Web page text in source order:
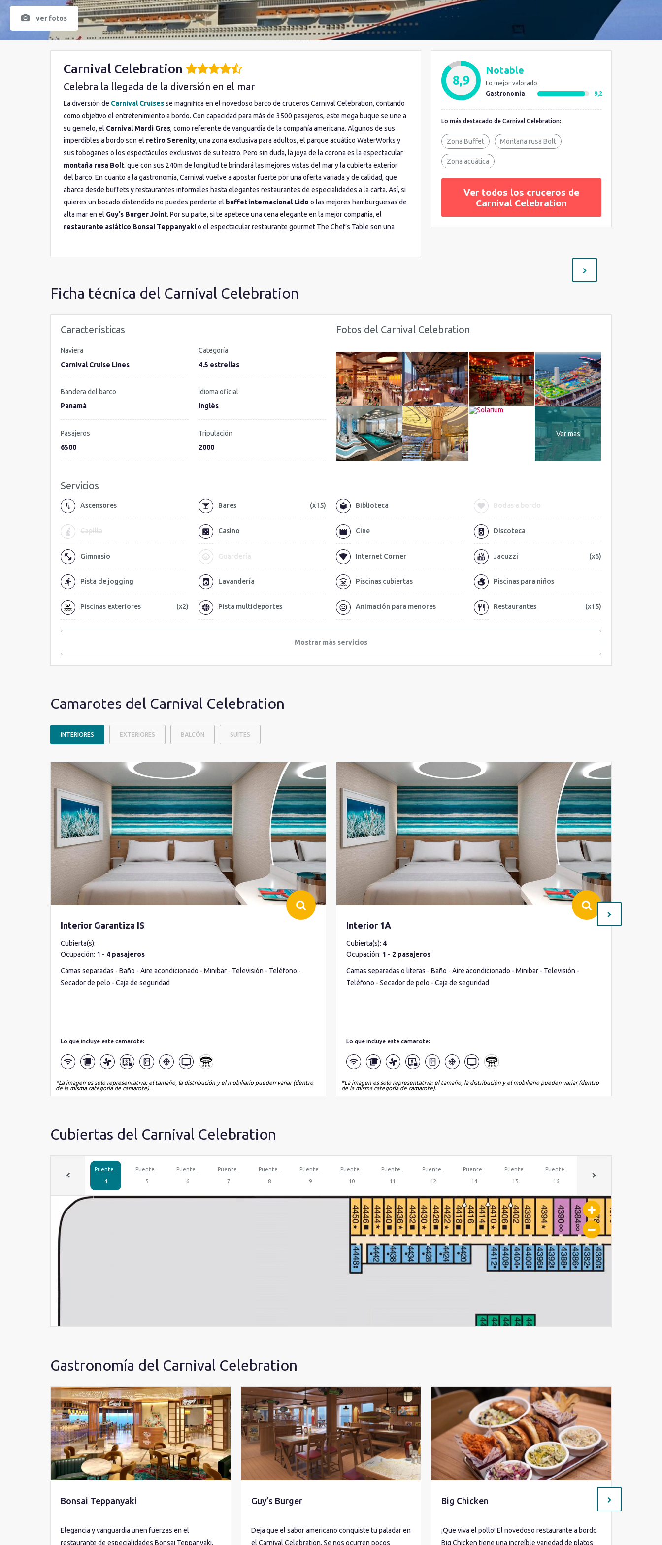
ver fotos
Carnival Celebration
Celebra la llegada de la diversión en el mar
La diversión de Carnival Cruisesse magnifica en el novedoso barco de cruceros Carnival Celebration, contando
como objetivo el entretenimiento a bordo. Con capacidad para más de 3500 pasajeros, este mega buque se une a
su gemelo, el Carnival Mardi Gras, como referente de vanguardia de la compañía americana. Algunos de sus
imperdibles a bordo son el retiro Serenity, una zona exclusiva para adultos, el parque acuático WaterWorks y
sus toboganes o los espectáculos exclusivos de su teatro. Pero sin duda, la joya de la corona es la espectacular
montaña rusa Bolt, que con sus 240m de longitud te brindará las mejores vistas del mar y la cubierta exterior
del barco. En cuanto a la gastronomía, Carnival vuelve a apostar fuerte por una oferta variada y de calidad, que
abarca desde buffets y restaurantes informales hasta elegantes restaurantes de especialidades a la carta. Así, si
quieres un bocado distendido no puedes perderte el buffet internacional Lido o las mejores hamburguesas de
alta mar en el Guy’s Burger Joint. Por su parte, si te apetece una cena elegante en la mejor compañía, el
restaurante asiático Bonsai Teppanyakio el espectacular restaurante gourmet The Chef’s Table son una
8,9
Notable
Lo mejor valorado:
Gastronomía
9,2
Lo más destacado de Carnival Celebration:
Zona Buffet Montaña rusa Bolt
Zona acuática
Ver todos los cruceros de
Carnival Celebration
Ficha técnica del Carnival Celebration
Características
Naviera
Carnival Cruise Lines
Categoría
4.5 estrellas
Bandera del barco
Panamá
Idioma oficial
Inglés
Pasajeros
6500
Tripulación
2000
Fotos del Carnival Celebration
Ver mas
Servicios
Ascensores Bares (x15) Biblioteca Bodas a bordo
Capilla Casino Cine Discoteca
Gimnasio Guardería Internet Corner Jacuzzi (x6)
Pista de jogging Lavandería Piscinas cubiertas Piscinas para niños
Piscinas exteriores (x2) Pista multideportes Animación para menores Restaurantes (x15)
Mostrar más servicios
Camarotes del Carnival Celebration
INTERIORES EXTERIORES BALCÓN SUITES
Interior Garantiza IS
Cubierta(s):
Ocupación: 1 - 4 pasajeros
Camas separadas - Baño - Aire acondicionado - Minibar - Televisión - Teléfono -
Secador de pelo - Caja de seguridad
Lo que incluye este camarote:
*La imagen es solo representativa: el tamaño, la distribución y el mobiliario pueden variar (dentro
de la misma categoría de camarote).
Interior 1A
Cubierta(s): 4
Ocupación: 1 - 2 pasajeros
Camas separadas o literas - Baño - Aire acondicionado - Minibar - Televisión -
Teléfono - Secador de pelo - Caja de seguridad
Lo que incluye este camarote:
*La imagen es solo representativa: el tamaño, la distribución y el mobiliario pueden variar (dentro
de la misma categoría de camarote).
Cubiertas del Carnival Celebration
Puente .
4
Puente .
5
Puente .
6
Puente .
7
Puente .
8
Puente .
9
Puente .
10
Puente .
11
Puente .
12
Puente .
14
Puente .
15
Puente .
16
Gastronomía del Carnival Celebration
Bonsai Teppanyaki
Elegancia y vanguardia unen fuerzas en el
restaurante de especialidades Bonsai Teppanyaki.
Guy’s Burger
Deja que el sabor americano conquiste tu paladar en
el Carnival Celebration. Se nos ocurren pocos
Big Chicken
¡Que viva el pollo! El novedoso restaurante a bordo
Big Chicken tiene una increíble variedad de platos